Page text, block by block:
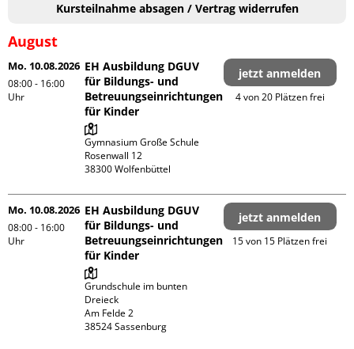
Kursteilnahme absagen / Vertrag widerrufen
August
Mo. 10.08.2026
08:00 - 16:00
Uhr
EH Ausbildung DGUV
für Bildungs- und
Betreuungseinrichtungen
für Kinder
Gymnasium Große Schule
Rosenwall 12
jetzt anmelden
4 von 20 Plätzen frei
Mo. 10.08.2026
08:00 - 16:00
Uhr
EH Ausbildung DGUV
für Bildungs- und
Betreuungseinrichtungen
für Kinder
Grundschule im bunten
Dreieck
Am Felde 2
jetzt anmelden
15 von 15 Plätzen frei